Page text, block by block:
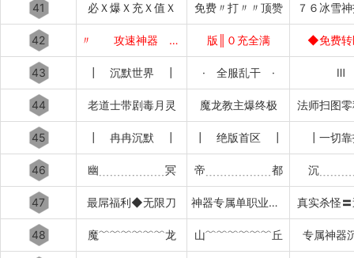
41 必Ｘ爆Ｘ充Ｘ值Ｘ 免费〃打〃〃顶赞 ７６冰雪
42 〃 攻速神器 〃 版║０充全满 ◆免费
43 ┃ 沉默世界 ┃ · 全服乱干 · Ⅲ
44 老道士带剧毒月灵 魔龙教主爆终极 法师扫图
45 ┃ 冉冉沉默 ┃ ┃ 绝版首区 ┃ ┃一切
46 幽﹍﹍﹍﹍﹍﹍冥 帝﹍﹍﹍﹍﹍﹍都 沉
47 最屌福利◆无限刀 神器专属单职业超变中变迷失 真实杀怪
48 魔﹌﹌﹌﹌﹌﹌龙 山﹌﹌﹌﹌﹌﹌丘 专属神器